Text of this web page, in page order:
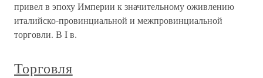
привел в эпоху Империи к значительному оживлению
италийско-провинциальной и межпровинциальной
торговли. В I в.
Торговля